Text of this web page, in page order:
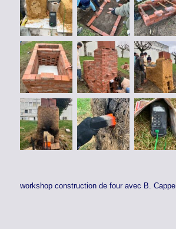
workshop construction de four avec B. Cappe